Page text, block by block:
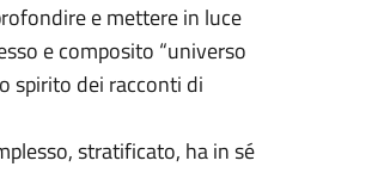
e mettere in luce
e composito “universo
spirito dei racconti di
stratificato, ha in sé